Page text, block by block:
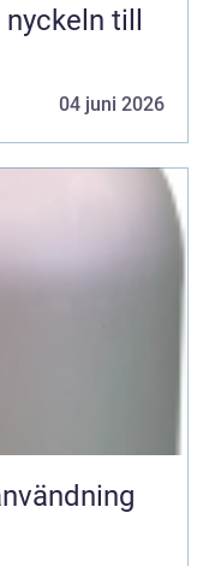
04 juni 2026